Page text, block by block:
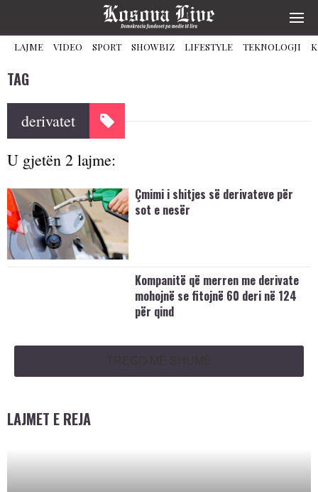
LAJME VIDEO SPORT SHOWBIZ LIFESTYLE TEKNOLOGJI
TAG
derivatet
U gjetën 2 lajme:
Çmimi i shitjes së derivateve për
sot e nesër
Kompanitë që merren me derivate
mohojnë se fitojnë 60 deri në 124
për qind
LAJMET E REJA